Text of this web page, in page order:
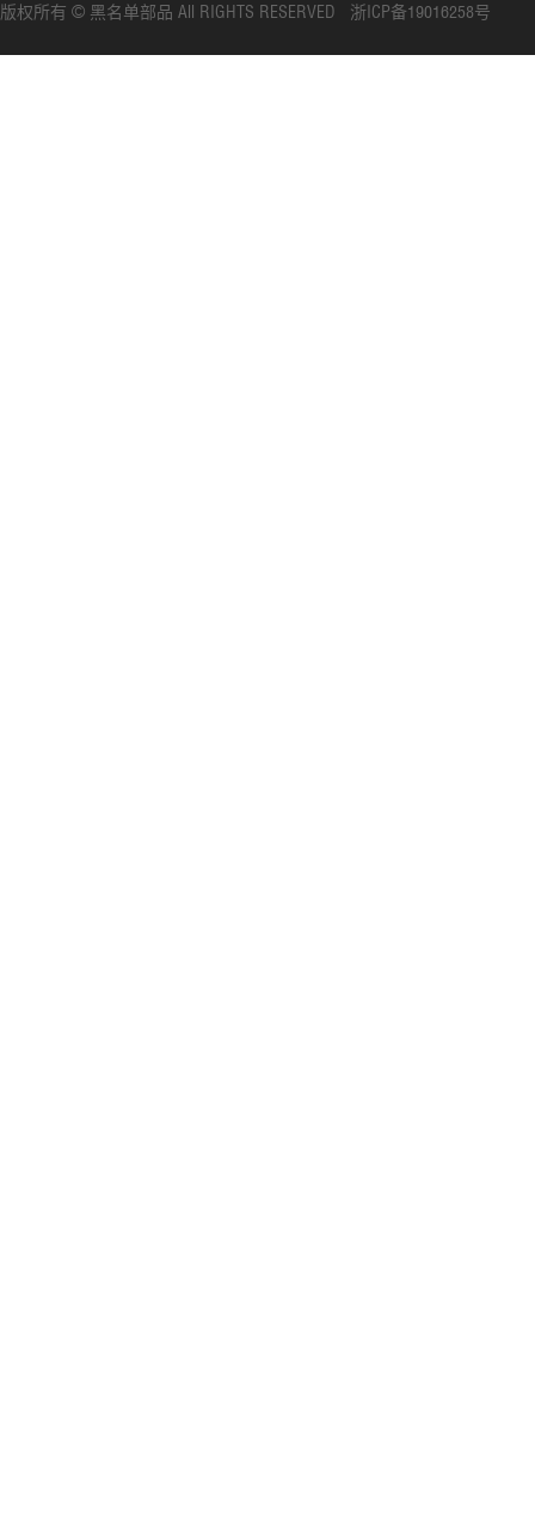
版权所有 © 黑名单部品 All RIGHTS RESERVED 浙ICP备19016258号